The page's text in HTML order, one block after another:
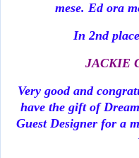
mese. Ed ora
In 2nd
JACKIE
Very good and
have the gift of
Guest Designer for a